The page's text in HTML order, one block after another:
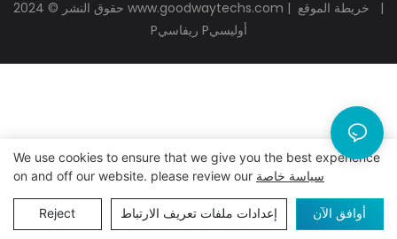
www.goodwaytechs.com |
|
Pريفاسي Pأوليسي
We use cookies to ensure that we give you the best experience
on and off our website. please review our سياسة خاصة
Reject إعدادات ملفات تعريف الارتباط أوافق الآن